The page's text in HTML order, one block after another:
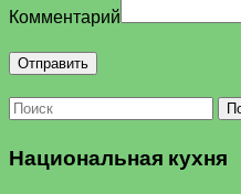
Комментарий
Национальная кухня